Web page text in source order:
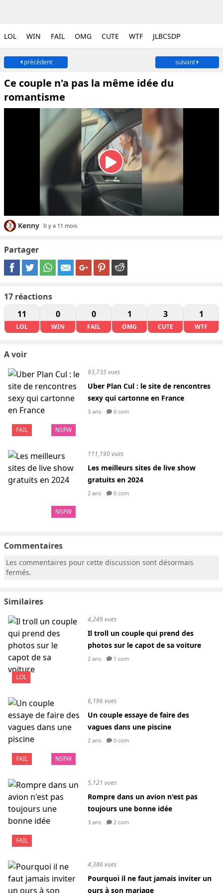
LOL WIN FAIL OMG CUTE WTF JLBCSDP
précédent suivant
Ce couple n'a pas la même idée du
romantisme
Kenny Il y a 11 mois
Partager
17 réactions
11
LOL
0
WIN
0
FAIL
1
OMG
3
CUTE
1
WTF
A voir
FAIL NSFW
93,735 vues
Uber Plan Cul : le site de rencontres
sexy qui cartonne en France
3 ans 0 com
NSFW
111,190 vues
Les meilleurs sites de live show
gratuits en 2024
2 ans 0 com
Commentaires
Les commentaires pour cette discussion sont désormais
fermés.
Similaires
LOL
4,249 vues
Il troll un couple qui prend des
photos sur le capot de sa voiture
2 ans 1 com
FAIL NSFW
6,196 vues
Un couple essaye de faire des
vagues dans une piscine
2 ans 0 com
FAIL
5,121 vues
Rompre dans un avion n'est pas
toujours une bonne idée
3 ans 2 com
4,386 vues
Pourquoi il ne faut jamais inviter un
ours à son mariage